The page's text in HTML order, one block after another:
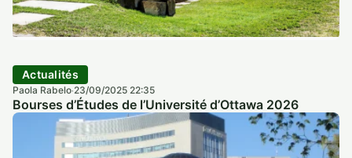
Actualités
Paola Rabelo·23/09/2025 22:35
Bourses d’Études de l’Université d’Ottawa 2026